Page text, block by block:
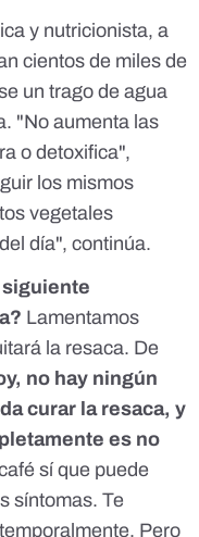
y nutricionista, a
cientos de miles de
un trago de agua
"No aumenta las
o detoxifica",
los mismos
vegetales
día", continúa.
siguiente
Lamentamos
la resaca. De
no hay ningún
curar la resaca, y
es no
sí que puede
síntomas. Te
Pero